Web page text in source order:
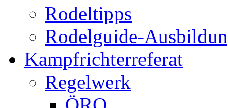
Rodeltipps
Rodelguide-
Kampfrichterreferat
Regelwerk